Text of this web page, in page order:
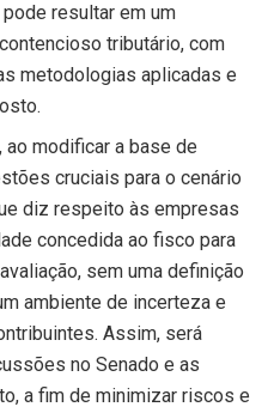
resultar em um
tributário, com
metodologias aplicadas e
modificar a base de
cruciais para o cenário
diz respeito às empresas
concedida ao fisco para
sem uma definição
ambiente de incerteza e
Assim, será
no Senado e as
a fim de minimizar riscos e